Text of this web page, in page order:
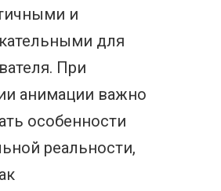
и
для
При
анимации важно
особенности
реальности,